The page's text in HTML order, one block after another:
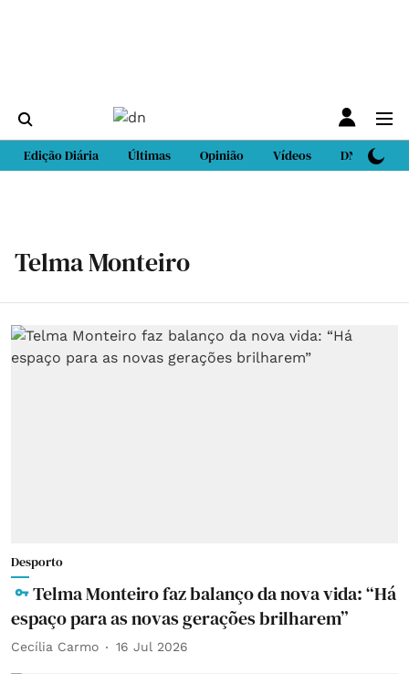
Edição Diária Últimas Opinião Vídeos DN Sport
Telma Monteiro
Desporto
Telma Monteiro faz balanço da nova vida: “Há
espaço para as novas gerações brilharem”
Cecília Carmo 16 Jul 2026